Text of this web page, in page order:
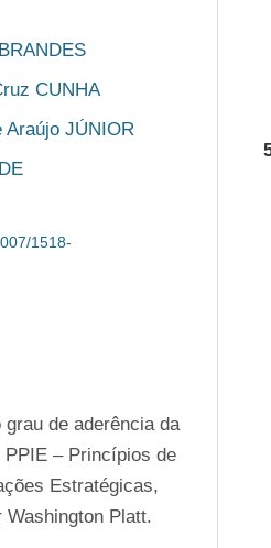
CUNHA
Araújo JÚNIOR
1518-
grau de aderência da
– Princípios de
Estratégicas,
Washington Platt.